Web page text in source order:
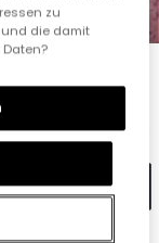
zu
und die damit